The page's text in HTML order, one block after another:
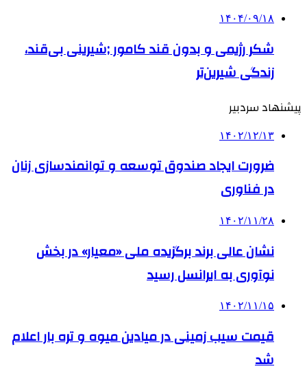
۱۴۰۴/۰۹/۱۸
شکر رژیمی و بدون قند کامور ;شیرینی بی‌قند،
زندگی شیرین‌تر
پیشنهاد سردبیر
۱۴۰۲/۱۲/۱۳
ضرورت ایجاد صندوق توسعه و توانمندسازی زنان
در فناوری
۱۴۰۲/۱۱/۲۸
نشان عالی برند برگزیده ملی «معیار» در بخش
نوآوری به ایرانسل رسید
۱۴۰۲/۱۱/۱۵
قیمت سیب زمینی در میادین میوه و تره بار اعلام
شد